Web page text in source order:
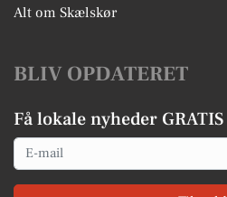
Alt om Skælskør
BLIV OPDATERET
Få lokale nyheder GRATIS
Email